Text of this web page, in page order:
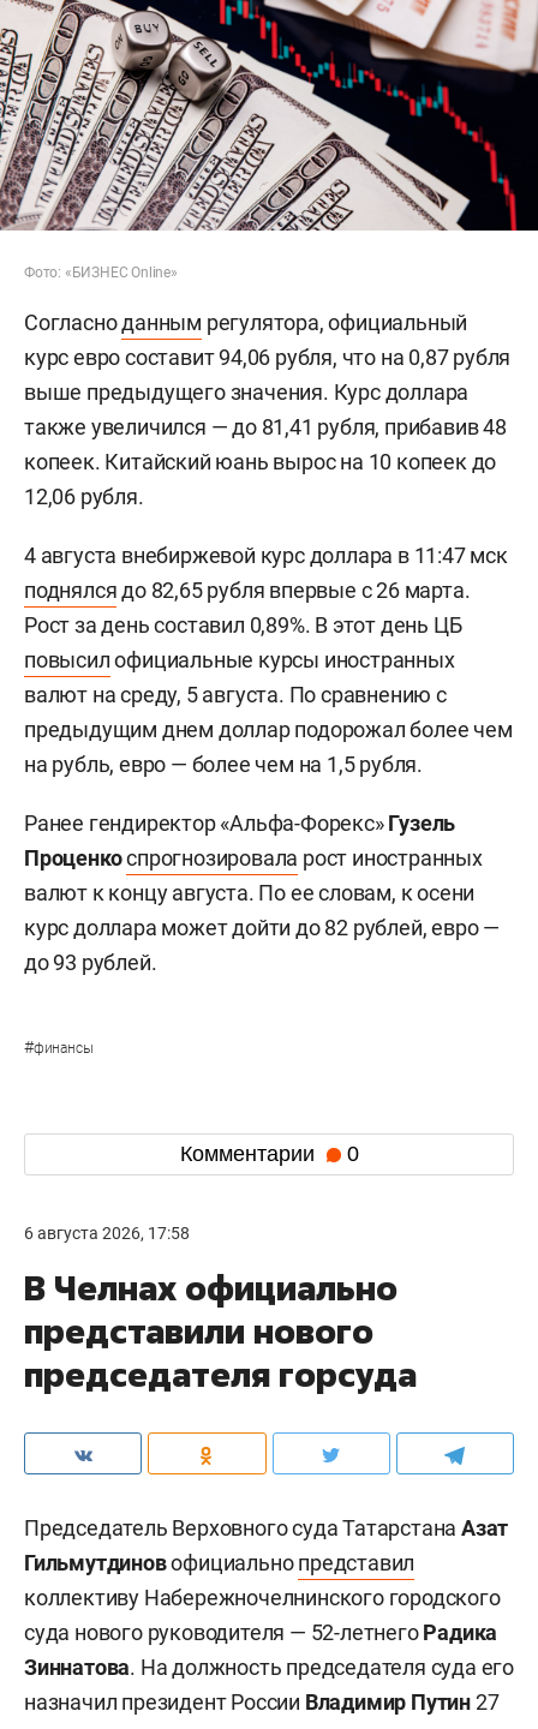
Фото: «БИЗНЕС Online»
Согласноданным регулятора, официальный
курс евро составит 94,06 рубля, что на 0,87 рубля
выше предыдущего значения. Курс доллара
также увеличился — до 81,41 рубля, прибавив 48
копеек. Китайский юань вырос на 10 копеек до
12,06 рубля.
4 августа внебиржевой курс доллара в 11:47 мск
поднялсядо 82,65 рубля впервые с 26 марта.
Рост за день составил 0,89%. В этот день ЦБ
повысилофициальные курсы иностранных
валют на среду, 5 августа. По сравнению с
предыдущим днем доллар подорожал более чем
на рубль, евро — более чем на 1,5 рубля.
Ранее гендиректор «Альфа-Форекс»Гузель
Проценкоспрогнозировала рост иностранных
валют к концу августа. По ее словам, к осени
курс доллара может дойти до 82 рублей, евро —
до 93 рублей.
#финансы
Комментарии 0
6 августа 2026, 17:58
В Челнах официально
представили нового
председателя горсуда
Председатель Верховного суда Татарстана Азат
Гильмутдиновофициальнопредставил
коллективу Набережночелнинского городского
суда нового руководителя — 52-летнегоРадика
Зиннатова. На должность председателя суда его
назначил президент России Владимир Путин27